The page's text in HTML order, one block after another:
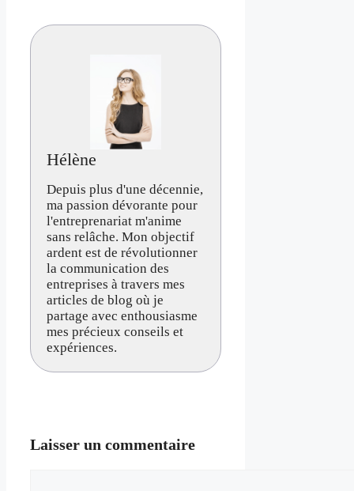
Hélène
Depuis plus d'une décennie,
ma passion dévorante pour
l'entreprenariat m'anime
sans relâche. Mon objectif
ardent est de révolutionner
la communication des
entreprises à travers mes
articles de blog où je
partage avec enthousiasme
mes précieux conseils et
expériences.
Laisser un commentaire